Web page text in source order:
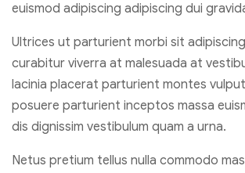
euismod adipiscing adipiscing dui
Ultrices ut parturient morbi sit
curabitur viverra at malesuada at
lacinia placerat parturient montes
posuere parturient inceptos massa
dis dignissim vestibulum quam a urna.
Netus pretium tellus nulla commodo